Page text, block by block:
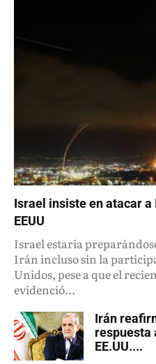
Israel insiste en atacar a
EEUU
Israel estaría
Irán incluso sin la
Unidos, pese a que el
evidenció...
Irán
respuesta
EE.UU....